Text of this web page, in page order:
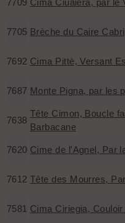
7709 Cima Ciuaiera, par le
7705 Brèche du Caire
7692 Cima Pittè, Versant
7687 Monte Pigna, par les
7638
Tête Cimon, Boucle
Barbacane
7620 Cime de l'Agnel, Par
7612 Tête des Mourres,
7581 Cima Ciriegia, Couloir